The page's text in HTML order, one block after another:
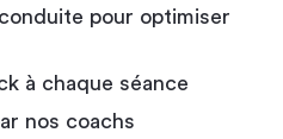
pour optimiser
à chaque séance
nos coachs